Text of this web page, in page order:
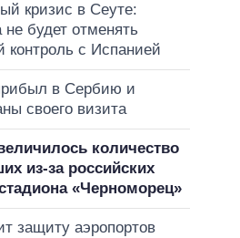
кризис в Сеуте:
не будет отменять
контроль с Испанией
в Сербию и
своего визита
количество
из-за российских
«Черноморец»
защиту аэропортов